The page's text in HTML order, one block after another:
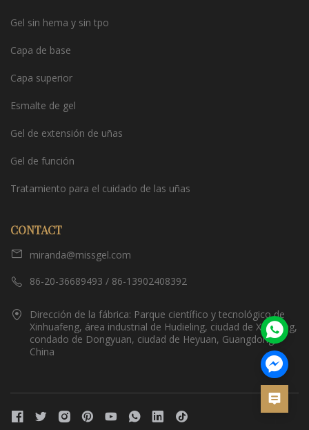
Gel sin hema y sin tpo
Capa de base
Capa superior
Esmalte de gel
Gel de extensión de uñas
Gel de función
Tratamiento para el cuidado de las uñas
CONTACT
miranda@missgel.com
86-20-36689493 / 86-13902408392
Dirección de la fábrica: Parque científico y tecnológico de
Xinhuafeng, área industrial de Hudieling, ciudad de Xiantang,
condado de Dongyuan, ciudad de Heyuan, Guangdong,
China